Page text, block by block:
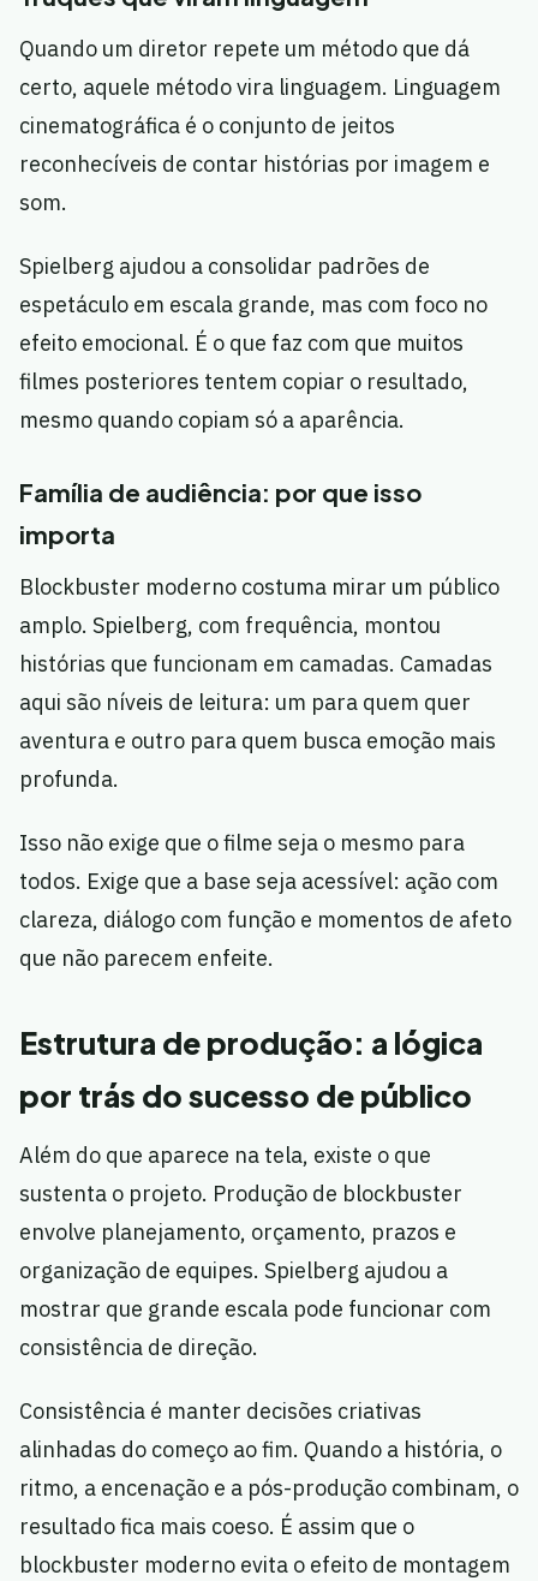
Quando um diretor repete um método que dá
certo, aquele método vira linguagem. Linguagem
cinematográfica é o conjunto de jeitos
reconhecíveis de contar histórias por imagem e
som.
Spielberg ajudou a consolidar padrões de
espetáculo em escala grande, mas com foco no
efeito emocional. É o que faz com que muitos
filmes posteriores tentem copiar o resultado,
mesmo quando copiam só a aparência.
Família de audiência: por que isso
importa
Blockbuster moderno costuma mirar um público
amplo. Spielberg, com frequência, montou
histórias que funcionam em camadas. Camadas
aqui são níveis de leitura: um para quem quer
aventura e outro para quem busca emoção mais
profunda.
Isso não exige que o filme seja o mesmo para
todos. Exige que a base seja acessível: ação com
clareza, diálogo com função e momentos de afeto
que não parecem enfeite.
Estrutura de produção: a lógica
por trás do sucesso de público
Além do que aparece na tela, existe o que
sustenta o projeto. Produção de blockbuster
envolve planejamento, orçamento, prazos e
organização de equipes. Spielberg ajudou a
mostrar que grande escala pode funcionar com
consistência de direção.
Consistência é manter decisões criativas
alinhadas do começo ao fim. Quando a história, o
ritmo, a encenação e a pós-produção combinam, o
resultado fica mais coeso. É assim que o
blockbuster moderno evita o efeito de montagem